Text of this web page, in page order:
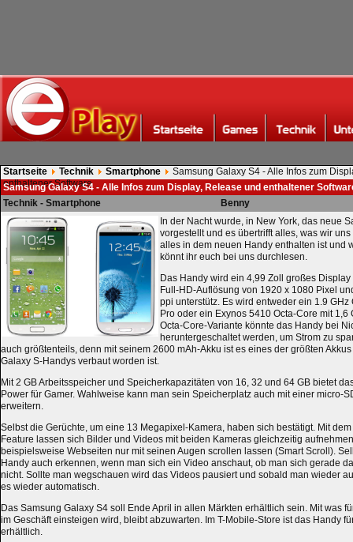
Startseite Technik Smartphone
Samsung Galaxy S4 - Alle Infos zum
enthaltener Software
Samsung Galaxy S4 - Alle Infos zum Display, Release und enthaltener
Technik - Smartphone
Benny
In der Nacht wurde, in New York, das neue
vorgestellt und es übertrifft alles, was wir
alles in dem neuen Handy enthalten ist und
könnt ihr euch bei uns durchlesen.
Das Handy wird ein 4,99 Zoll großes
Full-HD-Auflösung von 1920 x 1080 Pixel
ppi unterstütz. Es wird entweder ein 1.9
Pro oder ein Exynos 5410 Octa-Core mit
Octa-Core-Variante könnte das Handy bei
heruntergeschaltet werden, um Strom zu
auch größtenteils, denn mit seinem 2600 mAh-Akku ist es eines der größten
Galaxy S-Handys verbaut worden ist.
Mit 2 GB Arbeitsspeicher und Speicherkapazitäten von 16, 32 und 64 GB bietet
Power für Gamer. Wahlweise kann man sein Speicherplatz auch mit einer micro-
erweitern.
Selbst die Gerüchte, um eine 13 Megapixel-Kamera, haben sich bestätigt. Mit
Feature lassen sich Bilder und Videos mit beiden Kameras gleichzeitig
beispielsweise Webseiten nur mit seinen Augen scrollen lassen (Smart Scroll).
Handy auch erkennen, wenn man sich ein Video anschaut, ob man sich gerade
nicht. Sollte man wegschauen wird das Videos pausiert und sobald man wieder
es wieder automatisch.
Das Samsung Galaxy S4 soll Ende April in allen Märkten erhältlich sein. Mit was
im Geschäft einsteigen wird, bleibt abzuwarten. Im T-Mobile-Store ist das Handy
erhältlich.